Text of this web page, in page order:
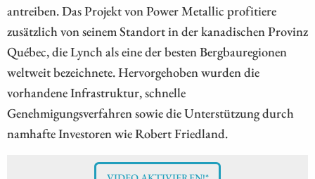
antreiben. Das Projekt von Power Metallic profitiere
zusätzlich von seinem Standort in der kanadischen Provinz
Québec, die Lynch als eine der besten Bergbauregionen
weltweit bezeichnete. Hervorgehoben wurden die
vorhandene Infrastruktur, schnelle
Genehmigungsverfahren sowie die Unterstützung durch
namhafte Investoren wie Robert Friedland.